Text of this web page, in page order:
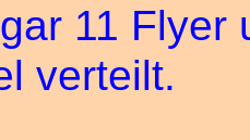
11 Flyer
verteilt.